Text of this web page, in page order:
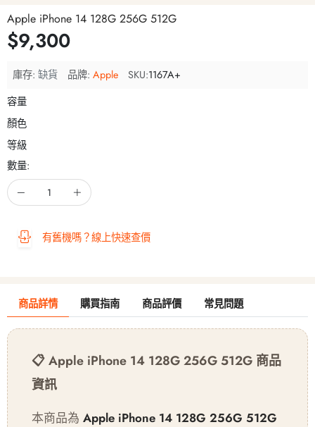
Apple iPhone 14 128G 256G 512G
$9,300
庫存: 缺貨 品牌: Apple SKU:1167A+
容量
顏色
等級
數量:
有舊機嗎？線上快速查價
商品詳情 購買指南 商品評價 常見問題
📋 Apple iPhone 14 128G 256G 512G 商品
資訊
本商品為 Apple iPhone 14 128G 256G 512G